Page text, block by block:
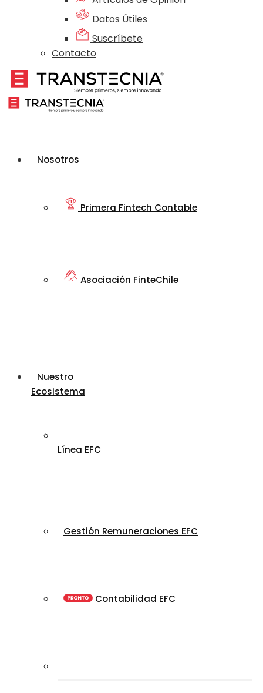
Datos Útiles
Suscríbete
Contacto
Nosotros
Primera Fintech Contable
Asociación FinteChile
Nuestro
Ecosistema
Línea EFC
Gestión Remuneraciones EFC
Contabilidad EFC